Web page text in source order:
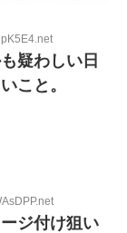
疑わしい日
こと。
ジ付け狙い